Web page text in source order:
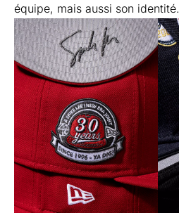
équipe, mais aussi son identité.